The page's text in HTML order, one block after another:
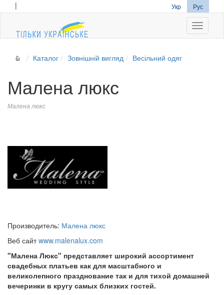
| Укр Рус
Каталог Зовнішній вигляд Весільний одяг
Малена люкс
Малена люкс
Производитель: Малена люкс
Веб сайтwww.malenalux.com
"Малена Люкс" представляет широкий ассортимент
свадебных платьев как для масштабного и
великолепного празднование так и для тихой домашней
вечеринки в кругу самых близких гостей.